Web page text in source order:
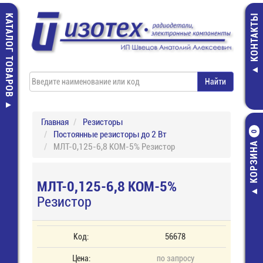
КАТАЛОГ ТОВАРОВ КОНТАКТЫ
КОРЗИНА
0
Главная
Резисторы
Постоянные резисторы до 2 Вт
МЛТ-0,125-6,8 КОМ-5% Резистор
МЛТ-0,125-6,8 КОМ-5%
Резистор
Код: 56678
Цена: по запросу